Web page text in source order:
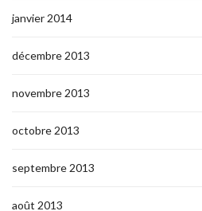
janvier 2014
décembre 2013
novembre 2013
octobre 2013
septembre 2013
août 2013